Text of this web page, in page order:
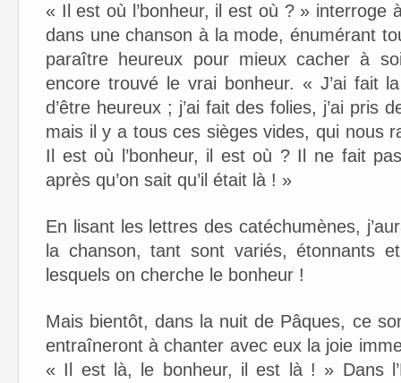
« Il est où l’bonheur, il est où ? » interroge
dans une chanson à la mode, énumérant
paraître heureux pour mieux cacher à
encore trouvé le vrai bonheur. « J’ai fait
d’être heureux ; j’ai fait des folies, j’ai pris
mais il y a tous ces sièges vides, qui nous
Il est où l’bonheur, il est où ? Il ne fait
après qu’on sait qu’il était là ! »
En lisant les lettres des catéchumènes,
la chanson, tant sont variés, étonnants
lesquels on cherche le bonheur !
Mais bientôt, dans la nuit de Pâques, ce
entraîneront à chanter avec eux la joie
« Il est là, le bonheur, il est là ! » Dans